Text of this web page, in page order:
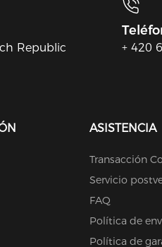
Republic + 420
ASISTENCIA
Transacción
Servicio
FAQ
Política de
Política de